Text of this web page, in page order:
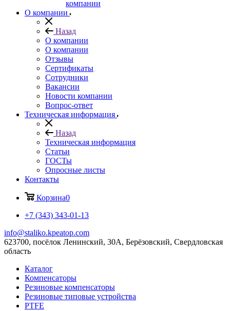
компании
О компании
Назад
О компании
О компании
Отзывы
Сертификаты
Сотрудники
Вакансии
Новости компании
Вопрос-ответ
Техническая информация
Назад
Техническая информация
Статьи
ГОСТы
Опросные листы
Контакты
Корзина0
+7 (343) 343-01-13
info@staliko.kpeatop.com
623700, посёлок Ленинский, 30А, Берёзовский, Свердловская
область
Каталог
Компенсаторы
Резиновые компенсаторы
Резиновые типовые устройства
PTFE